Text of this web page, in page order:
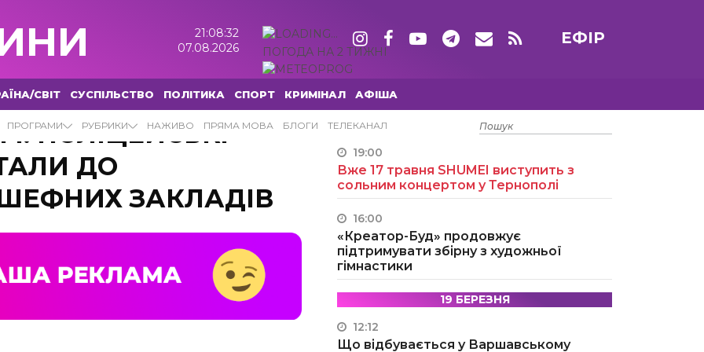
21:08:33
07.08.2026
ПОГОДА НА 2 ТИЖНІ
ЕФІР
СВІТ СУСПІЛЬСТВО ПОЛІТИКА СПОРТ КРИМІНАЛ АФІША
ПРОГРАМИ РУБРИКИ НАЖИВО ПРЯМА МОВА БЛОГИ ТЕЛЕКАНАЛ
ПОЛІЦЕЙСЬКІ
ДО
ЗАКЛАДІВ
15 ТРАВНЯ
19:00
Вже 17 травня SHUMEI виступить з
сольним концертом у Тернополі
16:00
«Креатор-Буд» продовжує
підтримувати збірну з художньої
гімнастики
19 БЕРЕЗНЯ
12:12
Що відбувається у Варшавському